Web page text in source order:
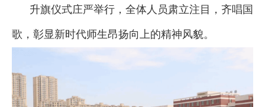
升旗仪式庄严举行，全体人员肃立注目，齐唱国
歌，彰显新时代师生昂扬向上的精神风貌。